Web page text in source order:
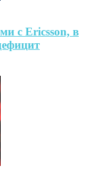
с Ericsson, в